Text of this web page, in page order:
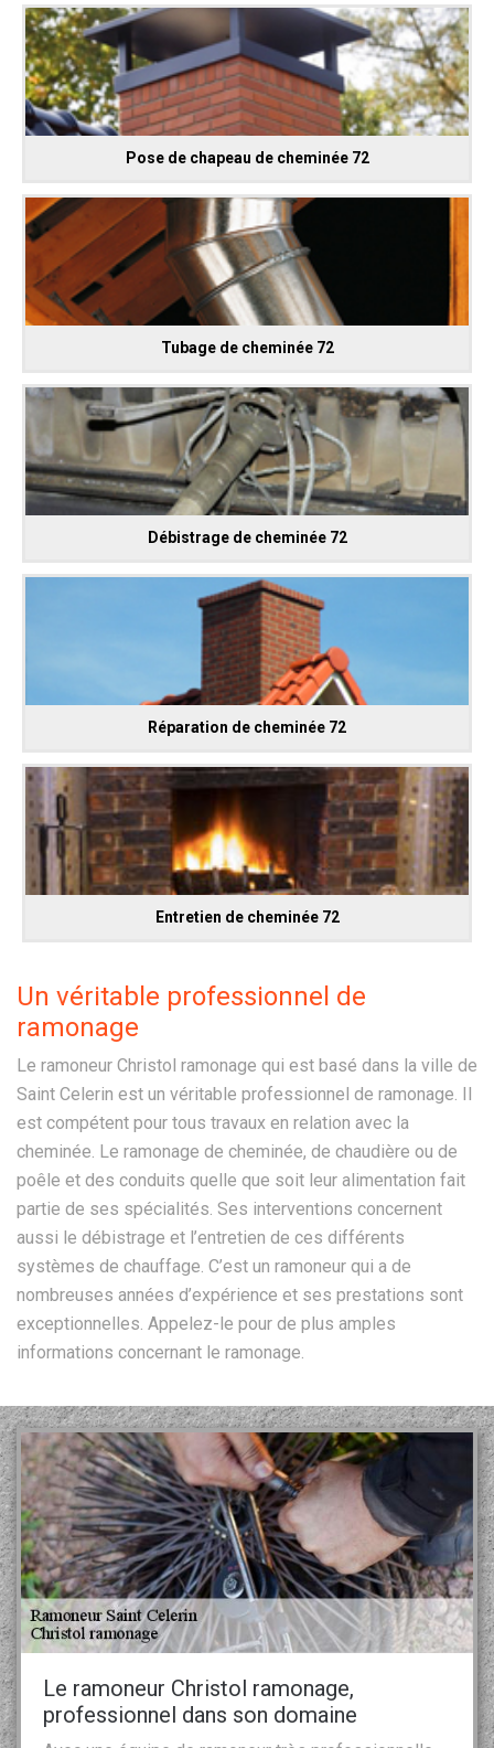
Pose de chapeau de cheminée 72
Tubage de cheminée 72
Débistrage de cheminée 72
Réparation de cheminée 72
Entretien de cheminée 72
Un véritable professionnel de
ramonage
Le ramoneur Christol ramonage qui est basé dans la ville de
Saint Celerin est un véritable professionnel de ramonage. Il
est compétent pour tous travaux en relation avec la
cheminée. Le ramonage de cheminée, de chaudière ou de
poêle et des conduits quelle que soit leur alimentation fait
partie de ses spécialités. Ses interventions concernent
aussi le débistrage et l’entretien de ces différents
systèmes de chauffage. C’est un ramoneur qui a de
nombreuses années d’expérience et ses prestations sont
exceptionnelles. Appelez-le pour de plus amples
informations concernant le ramonage.
Le ramoneur Christol ramonage,
professionnel dans son domaine